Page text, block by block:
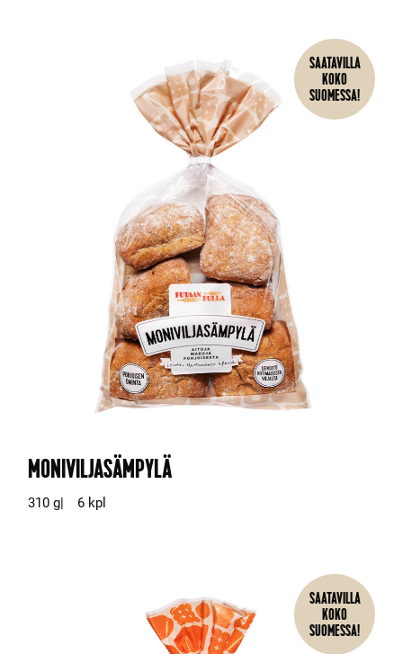
SAATAVILLA
KOKO
SUOMESSA!
MONIVILJASÄMPYLÄ
310 g 6 kpl
SAATAVILLA
KOKO
SUOMESSA!